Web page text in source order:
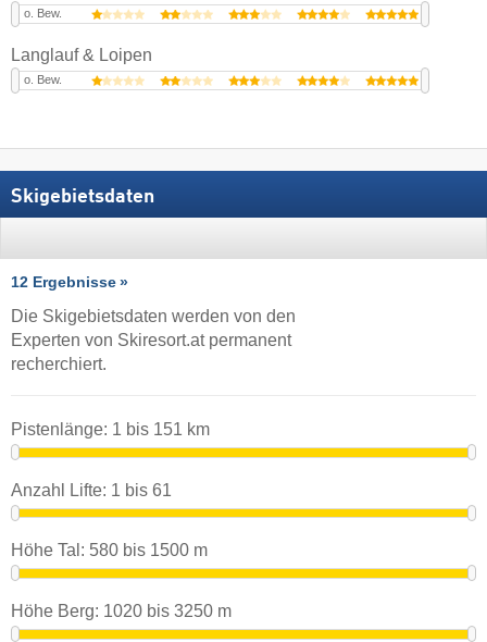
o. Bew.
Langlauf & Loipen
o. Bew.
Skigebietsdaten
12 Ergebnisse
Die Skigebietsdaten werden von den
Experten von Skiresort.at permanent
recherchiert.
Pistenlänge: 1 bis 151 km
Anzahl Lifte: 1 bis 61
Höhe Tal: 580 bis 1500 m
Höhe Berg: 1020 bis 3250 m